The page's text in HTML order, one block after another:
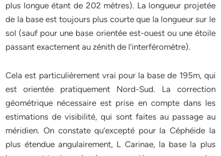
plus longue étant de 202 mètres). La longueur projetée
de la base est toujours plus courte que la longueur sur le
sol (sauf pour une base orientée est-ouest ou une étoile
passant exactement au zénith de l’interféromètre).
Cela est particulièrement vrai pour la base de 195m, qui
est orientée pratiquement Nord-Sud. La correction
géométrique nécessaire est prise en compte dans les
estimations de visibilité, qui sont faites au passage au
méridien. On constate qu’excepté pour la Céphéide la
plus étendue angulairement, L Carinae, la base la plus